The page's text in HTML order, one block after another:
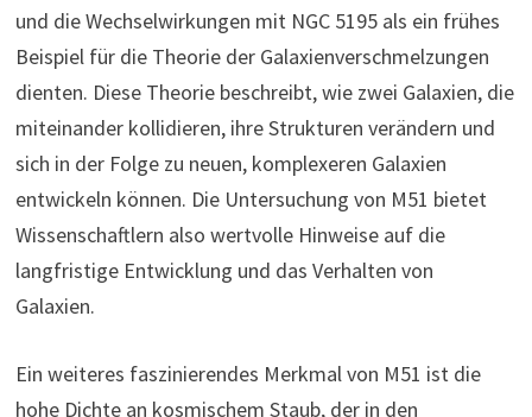
und die Wechselwirkungen mit NGC 5195 als ein frühes
Beispiel für die Theorie der Galaxienverschmelzungen
dienten. Diese Theorie beschreibt, wie zwei Galaxien, die
miteinander kollidieren, ihre Strukturen verändern und
sich in der Folge zu neuen, komplexeren Galaxien
entwickeln können. Die Untersuchung von M51 bietet
Wissenschaftlern also wertvolle Hinweise auf die
langfristige Entwicklung und das Verhalten von
Galaxien.
Ein weiteres faszinierendes Merkmal von M51 ist die
hohe Dichte an kosmischem Staub, der in den